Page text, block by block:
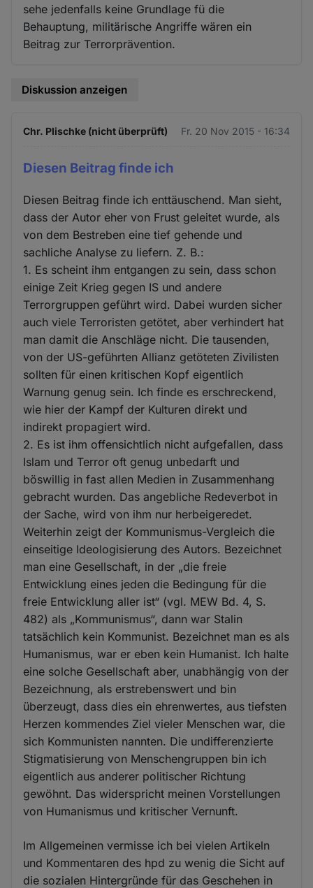
sehe jedenfalls keine Grundlage fü die
Behauptung, militärische Angriffe wären ein
Beitrag zur Terrorprävention.
Diskussion anzeigen
Chr. Plischke (nicht überprüft) Fr. 20 Nov 2015 - 16:34
Diesen Beitrag finde ich
Diesen Beitrag finde ich enttäuschend. Man sieht,
dass der Autor eher von Frust geleitet wurde, als
von dem Bestreben eine tief gehende und
sachliche Analyse zu liefern. Z. B.:
1. Es scheint ihm entgangen zu sein, dass schon
einige Zeit Krieg gegen IS und andere
Terrorgruppen geführt wird. Dabei wurden sicher
auch viele Terroristen getötet, aber verhindert hat
man damit die Anschläge nicht. Die tausenden,
von der US-geführten Allianz getöteten Zivilisten
sollten für einen kritischen Kopf eigentlich
Warnung genug sein. Ich finde es erschreckend,
wie hier der Kampf der Kulturen direkt und
indirekt propagiert wird.
2. Es ist ihm offensichtlich nicht aufgefallen, dass
Islam und Terror oft genug unbedarft und
böswillig in fast allen Medien in Zusammenhang
gebracht wurden. Das angebliche Redeverbot in
der Sache, wird von ihm nur herbeigeredet.
Weiterhin zeigt der Kommunismus-Vergleich die
einseitige Ideologisierung des Autors. Bezeichnet
man eine Gesellschaft, in der „die freie
Entwicklung eines jeden die Bedingung für die
freie Entwicklung aller ist“ (vgl. MEW Bd. 4, S.
482) als „Kommunismus“, dann war Stalin
tatsächlich kein Kommunist. Bezeichnet man es als
Humanismus, war er eben kein Humanist. Ich halte
eine solche Gesellschaft aber, unabhängig von der
Bezeichnung, als erstrebenswert und bin
überzeugt, dass dies ein ehrenwertes, aus tiefsten
Herzen kommendes Ziel vieler Menschen war, die
sich Kommunisten nannten. Die undifferenzierte
Stigmatisierung von Menschengruppen bin ich
eigentlich aus anderer politischer Richtung
gewöhnt. Das widerspricht meinen Vorstellungen
von Humanismus und kritischer Vernunft.
Im Allgemeinen vermisse ich bei vielen Artikeln
und Kommentaren des hpd zu wenig die Sicht auf
die sozialen Hintergründe für das Geschehen in